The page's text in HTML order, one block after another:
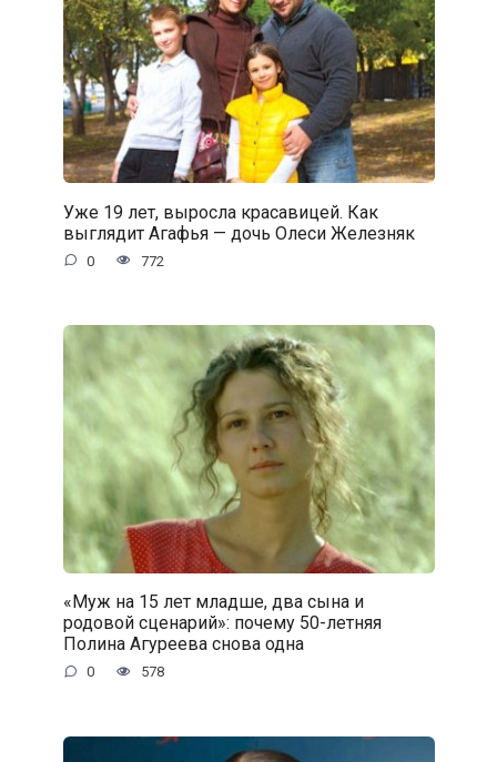
Уже 19 лет, выросла красавицей. Как
выглядит Агафья — дочь Олеси Железняк
0 772
«Муж на 15 лет младше, два сына и
родовой сценарий»: почему 50-летняя
Полина Агуреева снова одна
0 578